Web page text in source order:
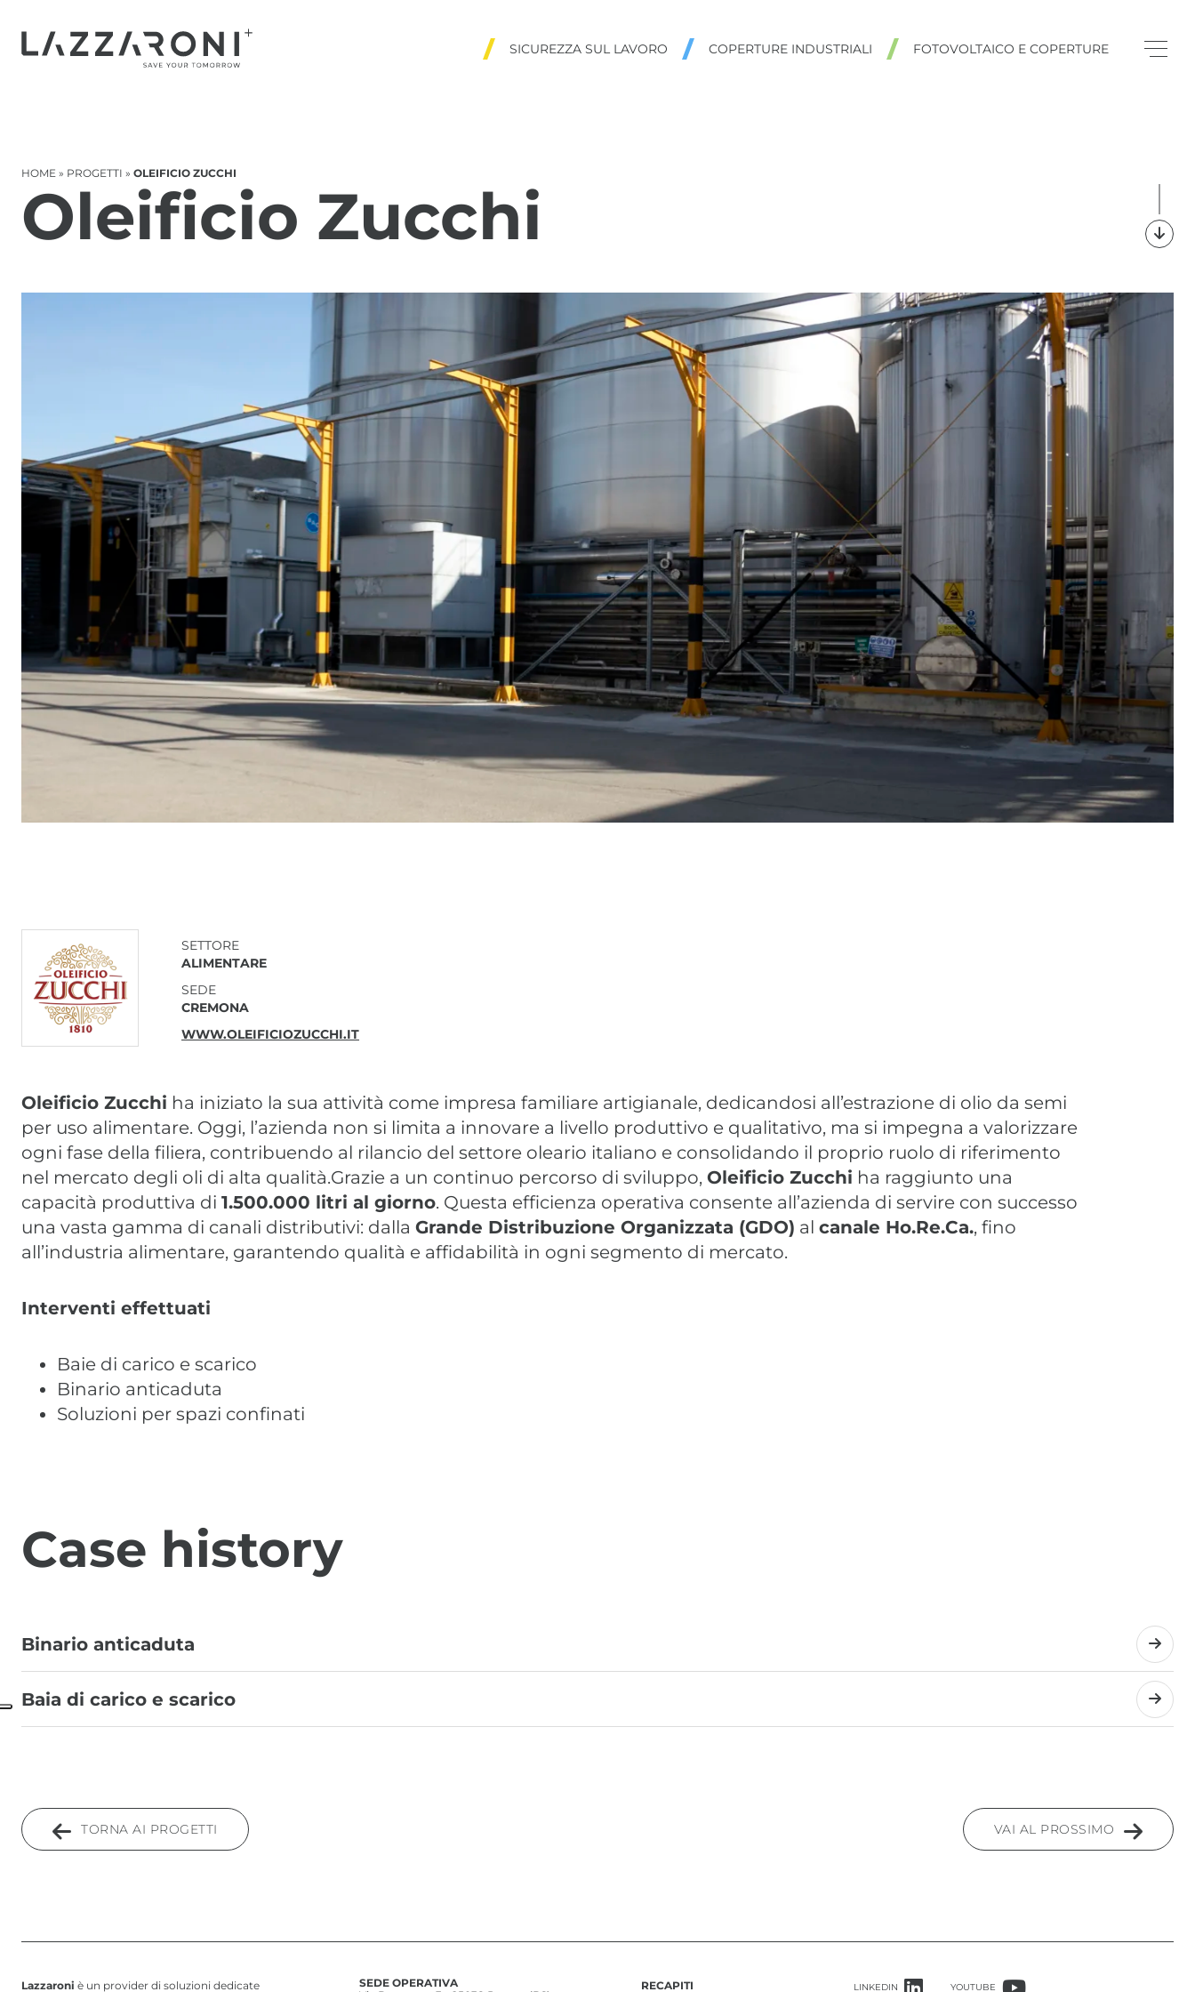
SICUREZZA SUL LAVORO COPERTURE INDUSTRIALI FOTOVOLTAICO E COPERTURE
HOME » PROGETTI » OLEIFICIO ZUCCHI
Oleificio Zucchi
SETTORE
ALIMENTARE
SEDE
CREMONA
WWW.OLEIFICIOZUCCHI.IT
Oleificio Zucchi ha iniziato la sua attività come impresa familiare artigianale, dedicandosi all’estrazione di olio da semi
per uso alimentare. Oggi, l’azienda non si limita a innovare a livello produttivo e qualitativo, ma si impegna a valorizzare
ogni fase della filiera, contribuendo al rilancio del settore oleario italiano e consolidando il proprio ruolo di riferimento
nel mercato degli oli di alta qualità.Grazie a un continuo percorso di sviluppo, Oleificio Zucchi ha raggiunto una
capacità produttiva di 1.500.000 litri al giorno. Questa efficienza operativa consente all’azienda di servire con successo
una vasta gamma di canali distributivi: dalla Grande Distribuzione Organizzata (GDO) al canale Ho.Re.Ca., fino
all’industria alimentare, garantendo qualità e affidabilità in ogni segmento di mercato.
Interventi effettuati
Baie di carico e scarico
Binario anticaduta
Soluzioni per spazi confinati
Case history
Binario anticaduta
Baia di carico e scarico
TORNA AI PROGETTI VAI AL PROSSIMO
Lazzaroni è un provider di soluzioni dedicate
SEDE OPERATIVA
RECAPITI LINKEDIN YOUTUBE